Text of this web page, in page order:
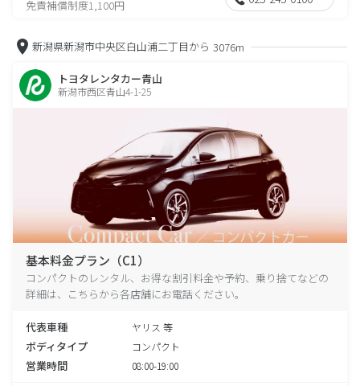
免責補償制度1,100円
新潟県新潟市中央区白山浦二丁目から 3076m
トヨタレンタカー青山
新潟市西区青山4-1-25
基本料金プラン（C1）
コンパクトのレンタル、お得な割引料金や予約、乗り捨てなどの
詳細は、こちらから各店舗にお電話ください。
代表車種 ヤリス 等
ボディタイプ コンパクト
営業時間 08:00-19:00